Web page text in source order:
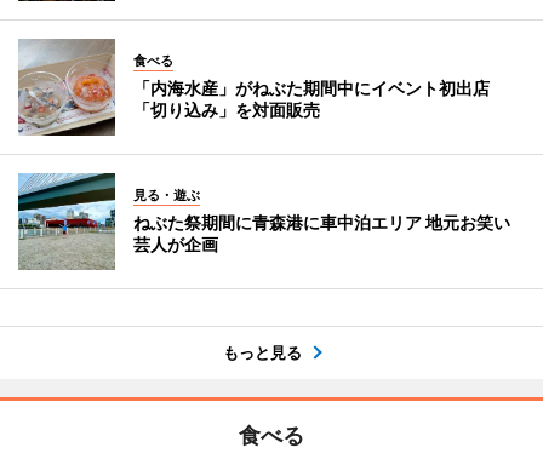
食べる
「内海水産」がねぶた期間中にイベント初出店
「切り込み」を対面販売
見る・遊ぶ
ねぶた祭期間に青森港に車中泊エリア 地元お笑い
芸人が企画
もっと見る
食べる